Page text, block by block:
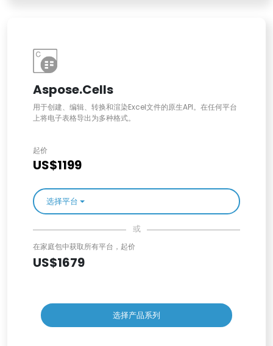
Aspose.Cells
用于创建、编辑、转换和渲染Excel文件的原生API。在任何平台
上将电子表格导出为多种格式。
起价
US$1199
选择平台
或
在家庭包中获取所有平台，起价
US$1679
选择产品系列